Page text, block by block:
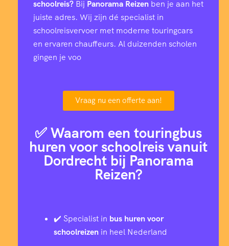
schoolreis? Bij Panorama Reizen ben je aan het
juiste adres. Wij zijn dé specialist in
schoolreisvervoer met moderne touringcars
en ervaren chauffeurs. Al duizenden scholen
gingen je voo
Vraag nu een offerte aan!
✅ Waarom een touringbus
huren voor schoolreis vanuit
Dordrecht bij Panorama
Reizen?
✔️ Specialist in bus huren voor
schoolreizen in heel Nederland